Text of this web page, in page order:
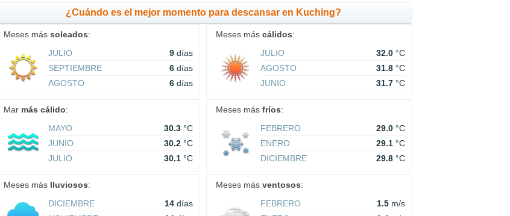
¿Cuándo es el mejor momento para descansar en Kuching?
Meses mássoleados:
JULIO
9 días
SEPTIEMBRE
6 días
AGOSTO
6 días
Meses máscálidos:
JULIO
32.0 °C
AGOSTO
31.8 °C
JUNIO
31.7 °C
Mar más cálido:
MAYO
30.3 °C
JUNIO
30.2 °C
JULIO
30.1 °C
Meses másfríos:
FEBRERO
29.0 °C
ENERO
29.1 °C
DICIEMBRE
29.8 °C
Meses más lluviosos:
DICIEMBRE
14 días
Meses másventosos:
FEBRERO
1.5 m/s